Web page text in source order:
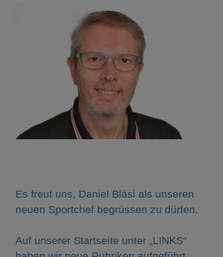
Es freut uns, Daniel Bläsi als unseren
neuen Sportchef begrüssen zu dürfen.
Auf unserer Startseite unter „LINKS“